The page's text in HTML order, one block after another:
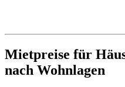
Mietpreise für
nach Wohnlagen